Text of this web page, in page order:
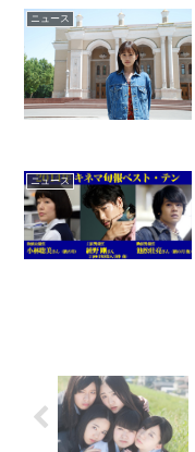
ニュース
ニュース